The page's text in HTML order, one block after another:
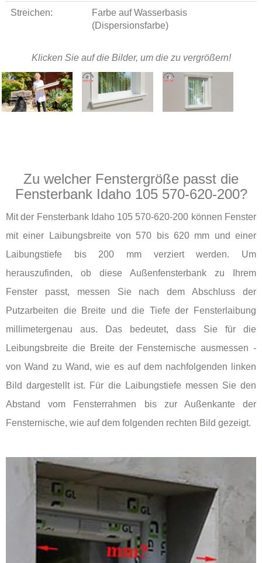
Streichen:
Farbe auf Wasserbasis
(Dispersionsfarbe)
Klicken Sie auf die Bilder, um die zu vergrößern!
Zu welcher Fenstergröße passt die
Fensterbank Idaho 105 570-620-200?
Mit der Fensterbank Idaho 105 570-620-200 können Fenster
mit einer Laibungsbreite von 570 bis 620 mm und einer
Laibungstiefe bis 200 mm verziert werden. Um
herauszufinden, ob diese Außenfensterbank zu Ihrem
Fenster passt, messen Sie nach dem Abschluss der
Putzarbeiten die Breite und die Tiefe der Fensterlaibung
millimetergenau aus. Das bedeutet, dass Sie für die
Leibungsbreite die Breite der Fensternische ausmessen -
von Wand zu Wand, wie es auf dem nachfolgenden linken
Bild dargestellt ist. Für die Laibungstiefe messen Sie den
Abstand vom Fensterrahmen bis zur Außenkante der
Fensternische, wie auf dem folgenden rechten Bild gezeigt.